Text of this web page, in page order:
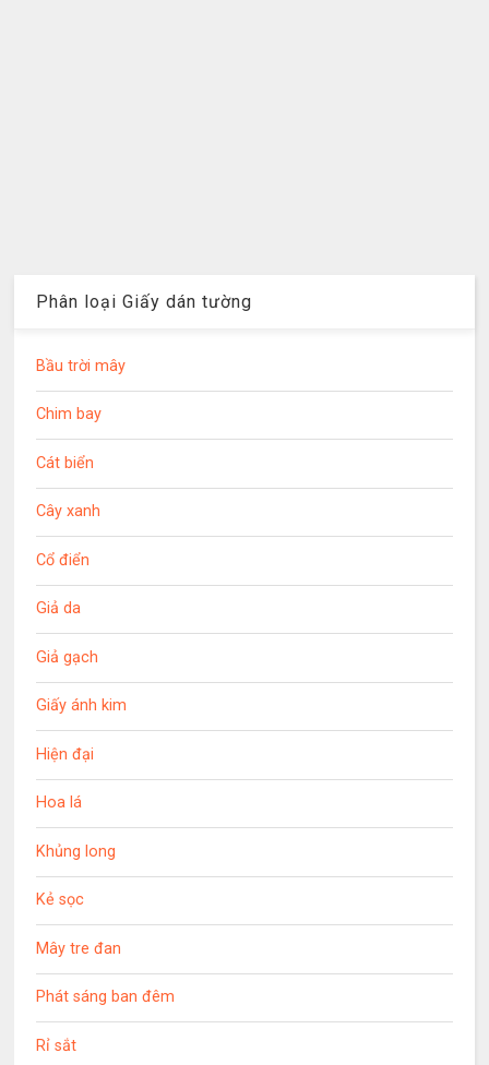
Phân loại Giấy dán tường
Bầu trời mây
Chim bay
Cát biển
Cây xanh
Cổ điển
Giả da
Giả gạch
Giấy ánh kim
Hiện đại
Hoa lá
Khủng long
Kẻ sọc
Mây tre đan
Phát sáng ban đêm
Rỉ sắt